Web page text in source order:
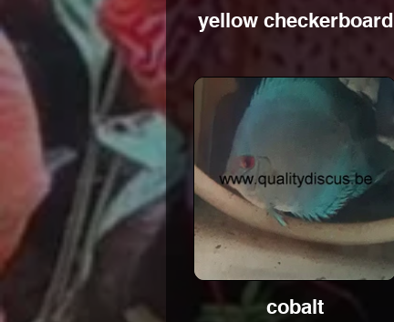
yellow checkerboard
cobalt